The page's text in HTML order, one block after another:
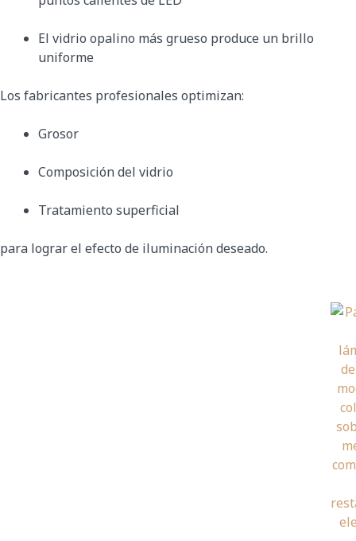
El vidrio opalino más grueso produce un brillo
uniforme
Los fabricantes profesionales optimizan:
Grosor
Composición del vidrio
Tratamiento superficial
para lograr el efecto de iluminación deseado.